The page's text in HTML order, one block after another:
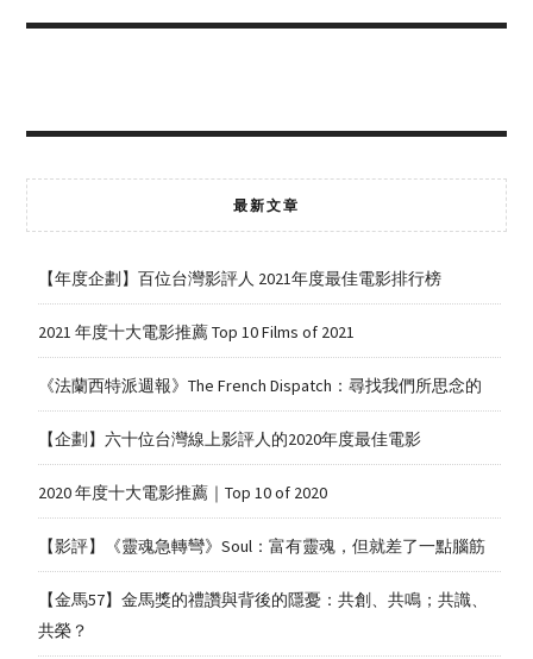
最新文章
【年度企劃】百位台灣影評人 2021年度最佳電影排行榜
2021 年度十大電影推薦 Top 10 Films of 2021
《法蘭西特派週報》The French Dispatch：尋找我們所思念的
【企劃】六十位台灣線上影評人的2020年度最佳電影
2020 年度十大電影推薦｜Top 10 of 2020
【影評】《靈魂急轉彎》Soul：富有靈魂，但就差了一點腦筋
【金馬57】金馬獎的禮讚與背後的隱憂：共創、共鳴；共識、
共榮？